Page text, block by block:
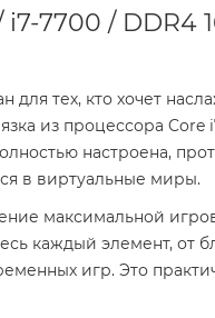
7700 / DDR4
для тех, кто хочет
из процессора Core
настроена,
в виртуальные миры.
максимальной
каждый элемент, от
игр. Это